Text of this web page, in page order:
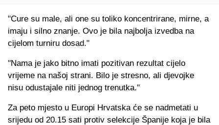
"Cure su male, ali one su toliko koncentrirane, mirne, a
imaju i silno znanje. Ovo je bila najbolja izvedba na
cijelom turniru dosad."
"Nama je jako bitno imati pozitivan rezultat cijelo
vrijeme na našoj strani. Bilo je stresno, ali djevojke
nisu odustajale niti jednog trenutka."
Za peto mjesto u Europi Hrvatska će se nadmetati u
srijedu od 20.15 sati protiv selekcije Španije koja je bila